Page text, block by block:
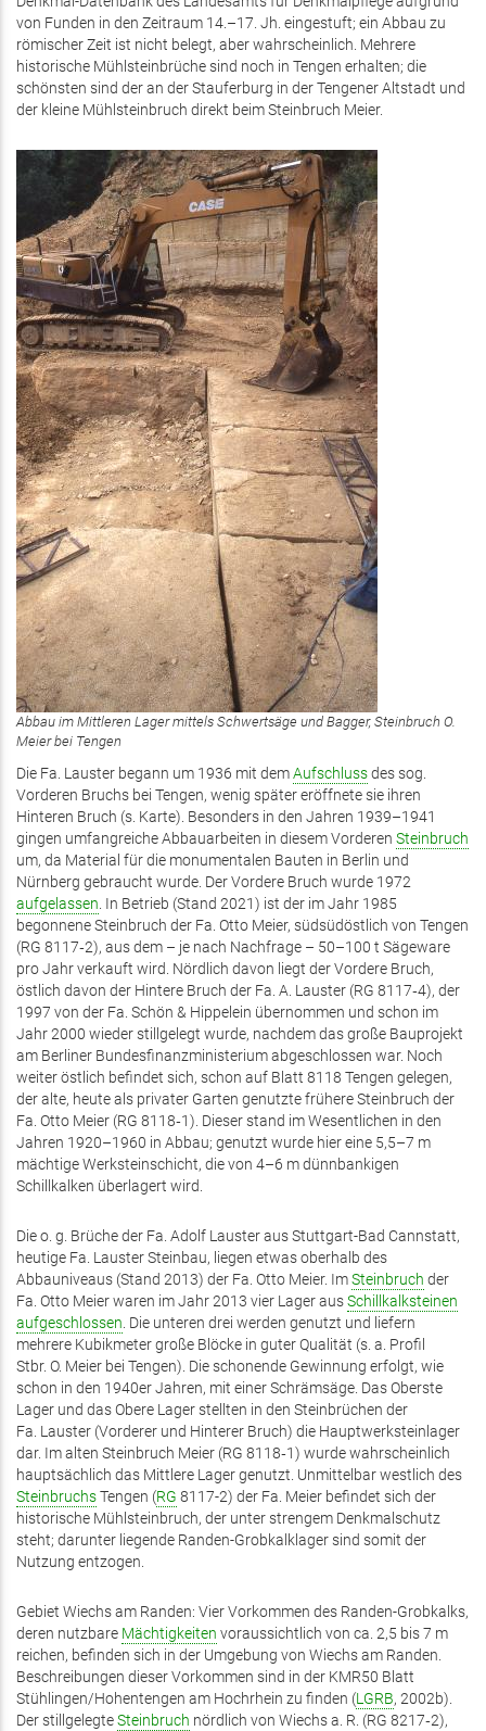
von Funden in den Zeitraum 14.–17. Jh. eingestuft; ein Abbau zu
römischer Zeit ist nicht belegt, aber wahrscheinlich. Mehrere
historische Mühlsteinbrüche sind noch in Tengen erhalten; die
schönsten sind der an der Stauferburg in der Tengener Altstadt und
der kleine Mühlsteinbruch direkt beim Steinbruch Meier.
Abbau im Mittleren Lager mittels Schwertsäge und Bagger, Steinbruch O.
Meier bei Tengen
Die Fa. Lauster begann um 1936 mit demAufschlussdes sog.
Vorderen Bruchs bei Tengen, wenig später eröffnete sie ihren
Hinteren Bruch (s. Karte). Besonders in den Jahren 1939–1941
gingen umfangreiche Abbauarbeiten in diesem Vorderen Steinbruch
um, da Material für die monumentalen Bauten in Berlin und
Nürnberg gebraucht wurde. Der Vordere Bruch wurde 1972
aufgelassen. In Betrieb (Stand 2021) ist der im Jahr 1985
begonnene Steinbruch der Fa. Otto Meier, südsüdöstlich von Tengen
(RG 8117‑2), aus dem – je nach Nachfrage – 50–100 t Sägeware
pro Jahr verkauft wird. Nördlich davon liegt der Vordere Bruch,
östlich davon der Hintere Bruch der Fa. A. Lauster (RG 8117‑4), der
1997 von der Fa. Schön & Hippelein übernommen und schon im
Jahr 2000 wieder stillgelegt wurde, nachdem das große Bauprojekt
am Berliner Bundesfinanzministerium abgeschlossen war. Noch
weiter östlich befindet sich, schon auf Blatt 8118 Tengen gelegen,
der alte, heute als privater Garten genutzte frühere Steinbruch der
Fa. Otto Meier (RG 8118‑1). Dieser stand im Wesentlichen in den
Jahren 1920–1960 in Abbau; genutzt wurde hier eine 5,5–7 m
mächtige Werksteinschicht, die von 4–6 m dünnbankigen
Schillkalken überlagert wird.
Die o. g. Brüche der Fa. Adolf Lauster aus Stuttgart-Bad Cannstatt,
heutige Fa. Lauster Steinbau, liegen etwas oberhalb des
Abbauniveaus (Stand 2013) der Fa. Otto Meier. ImSteinbruch der
Fa. Otto Meier waren im Jahr 2013 vier Lager ausSchillkalksteinen
aufgeschlossen. Die unteren drei werden genutzt und liefern
mehrere Kubikmeter große ­Blöcke in guter Qualität (s. a. Profil
Stbr. O. Meier bei Tengen). Die schonende Gewinnung erfolgt, wie
schon in den 1940er Jahren, mit einer Schrämsäge. Das Oberste
Lager und das Obere Lager stellten in den Steinbrüchen der
Fa. Lauster (Vorderer und Hinterer Bruch) die Hauptwerksteinlager
dar. Im alten Steinbruch Meier (RG 8118‑1) wurde wahrscheinlich
hauptsächlich das Mittlere Lager genutzt. Unmittelbar westlich des
SteinbruchsTengen (RG 8117-2) der Fa. Meier befindet sich der
historische Mühlsteinbruch, der unter strengem Denkmalschutz
steht; darunter ­liegende Randen-Grobkalklager sind somit der
Nutzung entzogen.
Gebiet Wiechs am Randen: Vier Vorkommen des Randen-Grobkalks,
deren nutzbare Mächtigkeiten voraussichtlich von ca. 2,5 bis 7 m
reichen, befinden sich in der Umgebung von Wiechs am Randen.
Beschreibungen dieser Vorkommen sind in der KMR50 Blatt
Stühlingen/Hohentengen am Hochrhein zu finden (LGRB, 2002b).
Der stillgelegteSteinbruch nördlich von Wiechs a. R. (RG 8217‑2),